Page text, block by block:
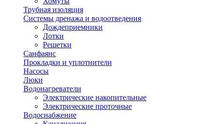
Трубная изоляция
Системы дренажа и водоотведения
Дождеприемники
Лотки
Решетки
Санфаянс
Прокладки и уплотнители
Насосы
Люки
Водонагреватели
Электрические накопительные
Электрические проточные
Водоснабжение